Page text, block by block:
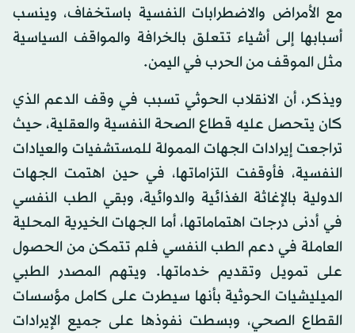
مع الأمراض والاضطرابات النفسية باستخفاف، وينسب
أسبابها إلى أشياء تتعلق بالخرافة والمواقف السياسية
مثل الموقف من الحرب في اليمن.
ويذكر، أن الانقلاب الحوثي تسبب في وقف الدعم الذي
كان يتحصل عليه قطاع الصحة النفسية والعقلية، حيث
تراجعت إيرادات الجهات الممولة للمستشفيات والعيادات
النفسية، فأوقفت التزاماتها، في حين اهتمت الجهات
الدولية بالإغاثة الغذائية والدوائية، وبقي الطب النفسي
في أدنى درجات اهتماماتها، أما الجهات الخيرية المحلية
العاملة في دعم الطب النفسي فلم تتمكن من الحصول
على تمويل وتقديم خدماتها. ويتهم المصدر الطبي
الميليشيات الحوثية بأنها سيطرت على كامل مؤسسات
القطاع الصحي، وبسطت نفوذها على جميع الإيرادات